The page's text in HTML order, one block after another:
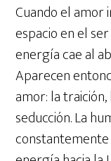
Cuando el amor
espacio en el
energía cae al
Aparecen
amor: la
seducción. La